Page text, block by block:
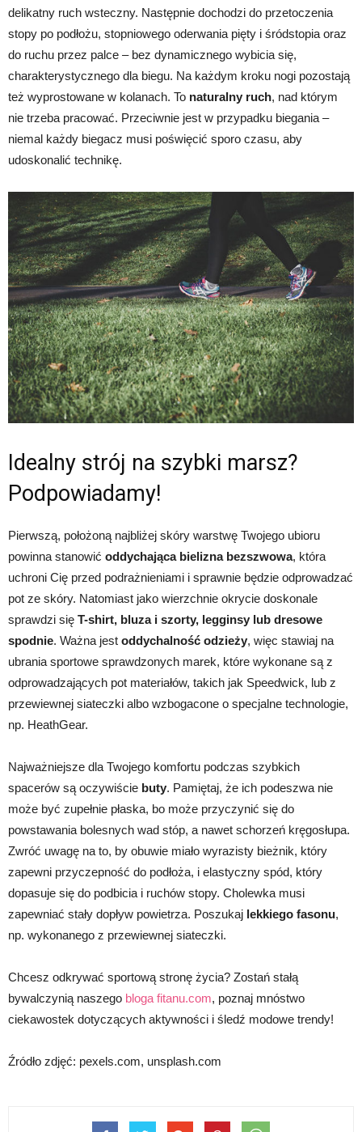
delikatny ruch wsteczny. Następnie dochodzi do przetoczenia
stopy po podłożu, stopniowego oderwania pięty i śródstopia oraz
do ruchu przez palce – bez dynamicznego wybicia się,
charakterystycznego dla biegu. Na każdym kroku nogi pozostają
też wyprostowane w kolanach. To naturalny ruch, nad którym
nie trzeba pracować. Przeciwnie jest w przypadku biegania –
niemal każdy biegacz musi poświęcić sporo czasu, aby
udoskonalić technikę.
Idealny strój na szybki marsz?
Podpowiadamy!
Pierwszą, położoną najbliżej skóry warstwę Twojego ubioru
powinna stanowić oddychająca bielizna bezszwowa, która
uchroni Cię przed podrażnieniami i sprawnie będzie odprowadzać
pot ze skóry. Natomiast jako wierzchnie okrycie doskonale
sprawdzi się T-shirt, bluza i szorty, legginsy lub dresowe
spodnie. Ważna jest oddychalność odzieży, więc stawiaj na
ubrania sportowe sprawdzonych marek, które wykonane są z
odprowadzających pot materiałów, takich jak Speedwick, lub z
przewiewnej siateczki albo wzbogacone o specjalne technologie,
np. HeathGear.
Najważniejsze dla Twojego komfortu podczas szybkich
spacerów są oczywiście buty. Pamiętaj, że ich podeszwa nie
może być zupełnie płaska, bo może przyczynić się do
powstawania bolesnych wad stóp, a nawet schorzeń kręgosłupa.
Zwróć uwagę na to, by obuwie miało wyrazisty bieżnik, który
zapewni przyczepność do podłoża, i elastyczny spód, który
dopasuje się do podbicia i ruchów stopy. Cholewka musi
zapewniać stały dopływ powietrza. Poszukaj lekkiego fasonu,
np. wykonanego z przewiewnej siateczki.
Chcesz odkrywać sportową stronę życia? Zostań stałą
bywalczynią naszego bloga fitanu.com, poznaj mnóstwo
ciekawostek dotyczących aktywności i śledź modowe trendy!
Źródło zdjęć: pexels.com, unsplash.com